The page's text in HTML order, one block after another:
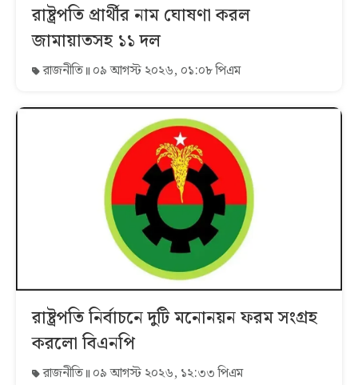
রাষ্ট্রপতি প্রার্থীর নাম ঘোষণা করল
জামায়াতসহ ১১ দল
রাজনীতি ০৯ আগস্ট ২০২৬, ০১:০৮ পিএম
রাষ্ট্রপতি নির্বাচনে দুটি মনোনয়ন ফরম সংগ্রহ
করলো বিএনপি
রাজনীতি ০৯ আগস্ট ২০২৬, ১২:৩৩ পিএম